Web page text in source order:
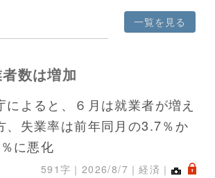
一覧を見る
数は増加
によると、６月は就業者が増え
、失業率は前年同月の3.7％か
に悪化
591字｜ 2026/8/7 ｜経済｜ .